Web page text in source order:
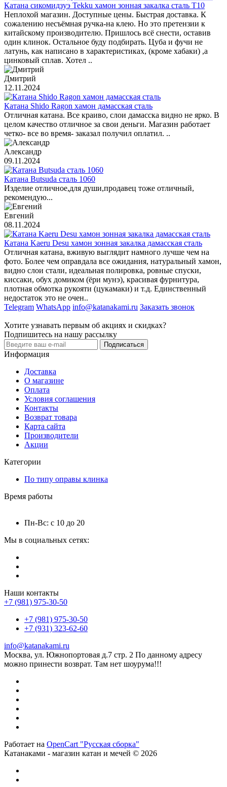
Катана сикомидзуэ Tekku хамон зонная закалка сталь T10
Неплохой магазин. Доступные цены. Быстрая доставка. К
сожалению несъёмная ручка-на клею. Но это претензии к
китайскому производителю. Пришлось всё снести, оставив
один клинок. Остальное буду подбирать. Цуба и фучи не
латунь, как написано в характеристиках, (кроме хабаки) ,а
цинковый сплав. Хотел ..
Дмитрий
12.11.2024
Катана Shido Ragon хамон дамасская сталь
Отличная катана. Все краиво, слои дамасска видно не ярко. В
целом качество отличное за свои деньги. Магазин работает
четко- все во время- заказал получил оплатил. ..
Александр
09.11.2024
Катана Butsuda сталь 1060
Изделие отличное,для души,продавец тоже отличный,
рекомендую...
Евгений
08.11.2024
Катана Kaeru Desu хамон зонная закалка дамасская сталь
Отличная катана, вживую выглядит намного лучше чем на
фото. Более чем оправдала все ожидания, натуральный хамон,
видно слои стали, идеальная полировка, ровные спуски,
киссаки, обух домиком (ёри мунэ), красивая фурнитура,
плотная обмотка рукояти (цукамаки) и т.д. Единственный
недостаток это не очен..
Telegram WhatsApp info@katanakami.ru Заказать звонок
Хотите узнавать первым об акциях и скидках?
Подпишитесь на нашу рассылку
Подписаться
Информация
Доставка
О магазине
Оплата
Условия соглашения
Контакты
Возврат товара
Карта сайта
Производители
Акции
Категории
По типу оправы клинка
Время работы
Пн-Вс: с 10 до 20
Мы в социальных сетях:
Наши контакты
+7 (981) 975-30-50
+7 (981) 975-30-50
+7 (931) 323-62-60
info@katanakami.ru
Москва, ул. Южнопортовая д.7 стр. 2 По данному адресу
можно принести возврат. Там нет шоурума!!!
Работает на OpenCart "Русская сборка"
Катанаками - магазин катан и мечей © 2026